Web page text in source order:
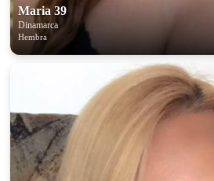
Maria 39
Dinamarca
Hembra